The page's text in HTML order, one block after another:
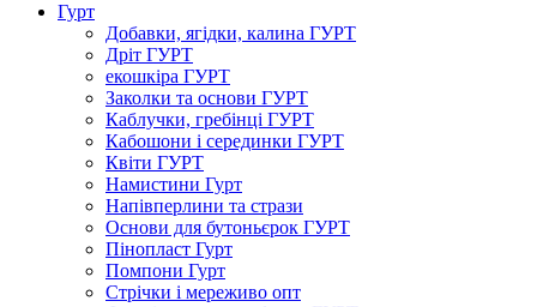
Гурт
Добавки, ягідки, калина ГУРТ
Дріт ГУРТ
екошкіра ГУРТ
Заколки та основи ГУРТ
Каблучки, гребінці ГУРТ
Кабошони і серединки ГУРТ
Квіти ГУРТ
Намистини Гурт
Напівперлини та стрази
Основи для бутоньєрок ГУРТ
Пінопласт Гурт
Помпони Гурт
Стрічки і мереживо опт